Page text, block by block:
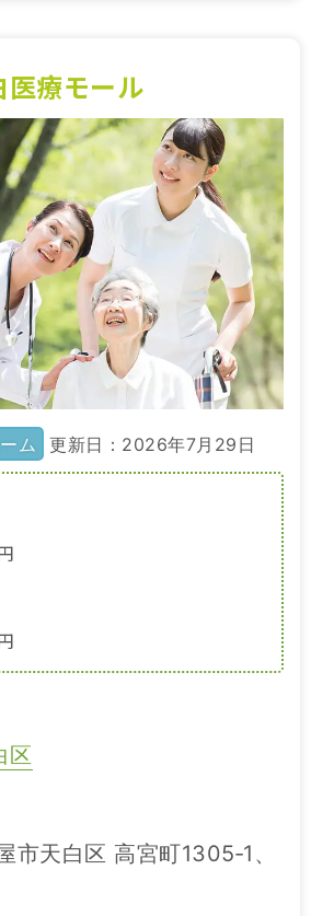
医療モール
ム 更新日：2026年7月29日
区
市天白区 高宮町1305‐1、